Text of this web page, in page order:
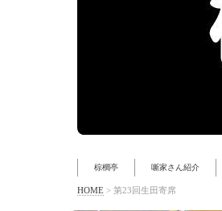
棕櫚亭 噺家さん紹介
HOME> 第23回生田寄席